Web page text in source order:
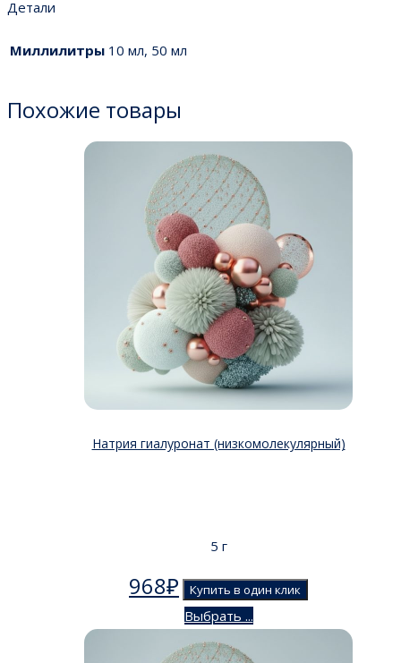
Детали
Миллилитры 10 мл, 50 мл
Похожие товары
Натрия гиалуронат (низкомолекулярный)
5 г
968₽ Купить в один клик
Выбрать ...